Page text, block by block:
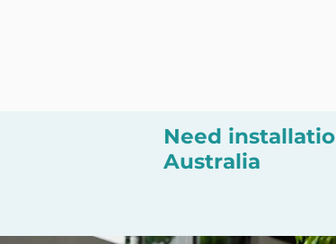
Need
Australia